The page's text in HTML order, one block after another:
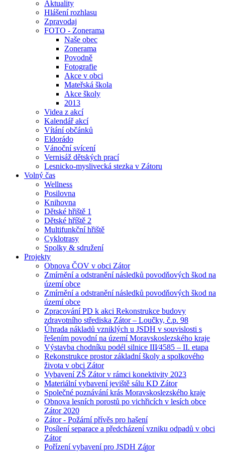
Aktuality
Hlášení rozhlasu
Zpravodaj
FOTO - Zonerama
Naše obec
Zonerama
Povodně
Fotografie
Akce v obci
Mateřská škola
Akce školy
2013
Videa z akcí
Kalendář akcí
Vítání občánků
Eldorádo
Vánoční svícení
Vernisáž dětských prací
Lesnicko-myslivecká stezka v Zátoru
Volný čas
Wellness
Posilovna
Knihovna
Dětské hřiště 1
Dětské hříště 2
Multifunkční hřiště
Cyklotrasy
Spolky & sdružení
Projekty
Obnova ČOV v obci Zátor
Zmírnění a odstranění následků povodňových škod na
území obce
Zmírnění a odstranění následků povodňových škod na
území obce
Zpracování PD k akci Rekonstrukce budovy
zdravotního střediska Zátor – Loučky, č.p. 98
Úhrada nákladů vzniklých u JSDH v souvislosti s
řešením povodní na území Moravskoslezského kraje
Výstavba chodníku podél silnice III⁄4585 – II. etapa
Rekonstrukce prostor základní školy a spolkového
života v obci Zátor
Vybavení ZŠ Zátor v rámci konektivity 2023
Materiální vybavení jeviště sálu KD Zátor
Společné poznávání krás Moravskoslezského kraje
Obnova lesních porostů po vichřicích v lesích obce
Zátor 2020
Zátor - Požární přívěs pro hašení
Posílení separace a předcházení vzniku odpadů v obci
Zátor
Pořízení vybavení pro JSDH Zátor